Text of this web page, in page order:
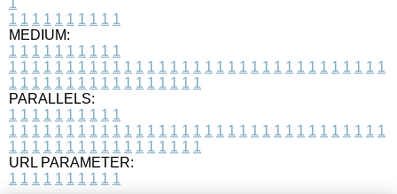
1 1 1 1 1 1 1 1 1 1
MEDIUM:
1 1 1 1 1 1 1 1 1 1
1 1 1 1 1 1 1 1 1 1 1 1 1 1 1 1 1 1 1 1 1 1 1 1 1 1 1 1 1 1 1 1 1
1 1 1 1 1 1 1 1 1 1 1 1 1 1 1 1 1
PARALLELS:
1 1 1 1 1 1 1 1 1 1
1 1 1 1 1 1 1 1 1 1 1 1 1 1 1 1 1 1 1 1 1 1 1 1 1 1 1 1 1 1 1 1 1
1 1 1 1 1 1 1 1 1 1 1 1 1 1 1 1 1
URL PARAMETER:
1 1 1 1 1 1 1 1 1 1